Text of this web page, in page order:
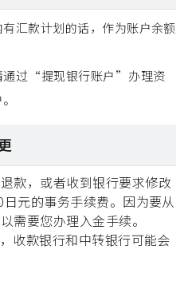
汇款计划的话，作为账户余额
通过“提现银行账户”办理资
款，或者收到银行要求修改
元的事务手续费。因为要从
需要您办理入金手续。
收款银行和中转银行可能会